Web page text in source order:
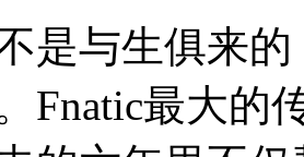
与生俱来的
Fnatic最大的